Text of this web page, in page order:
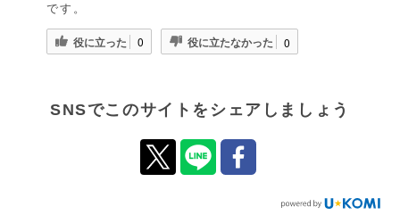
です。
役に立った 0 役に立たなかった 0
SNSでこのサイトをシェアしましょう